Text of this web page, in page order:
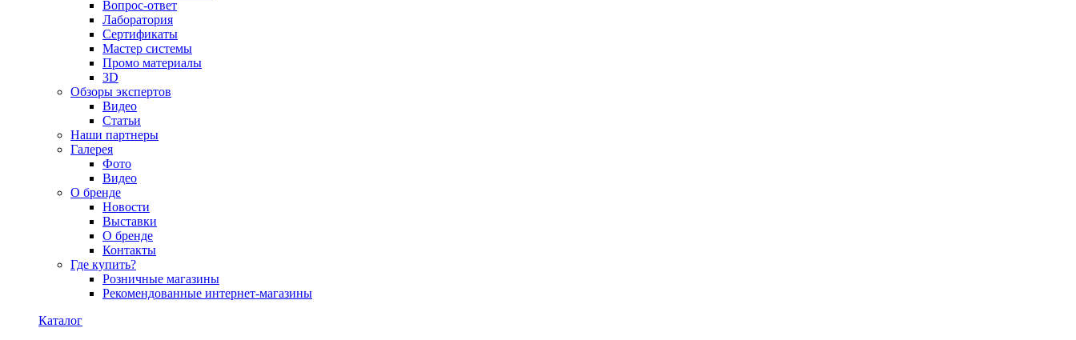
Вопрос-ответ
Лаборатория
Сертификаты
Мастер системы
Промо материалы
3D
Обзоры экспертов
Видео
Статьи
Наши партнеры
Галерея
Фото
Видео
О бренде
Новости
Выставки
О бренде
Контакты
Где купить?
Розничные магазины
Рекомендованные интернет-магазины
Каталог